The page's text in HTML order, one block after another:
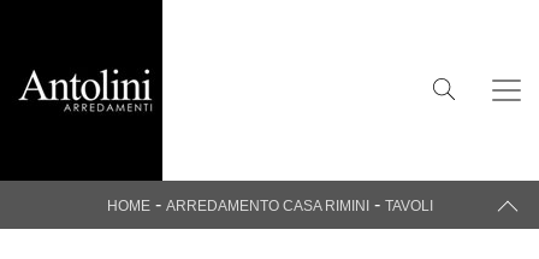
HOME- ARREDAMENTO CASA RIMINI - TAVOLI